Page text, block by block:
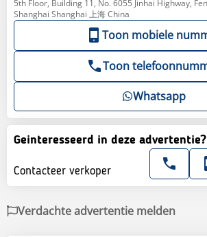
5th Floor, Building 11, No. 6055 Jinhai Highway,
Shanghai Shanghai 上海 China
Toon mobiele
Toon
Whatsapp
Geinteresseerd in deze advertentie?
Contacteer verkoper
Verdachte advertentie melden